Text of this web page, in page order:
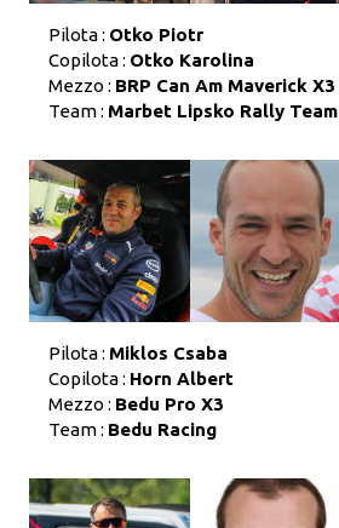
Pilota : Otko Piotr
Copilota : Otko Karolina
Mezzo : BRP Can Am Maverick X3
Team : Marbet Lipsko Rally Team
Pilota : Miklos Csaba
Copilota : Horn Albert
Mezzo : Bedu Pro X3
Team : Bedu Racing